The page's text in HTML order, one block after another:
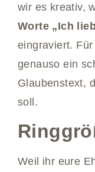
wir es kreativ,
Worte „Ich
eingraviert.
genauso ein
Glaubenstext,
soll.
Weil ihr eure